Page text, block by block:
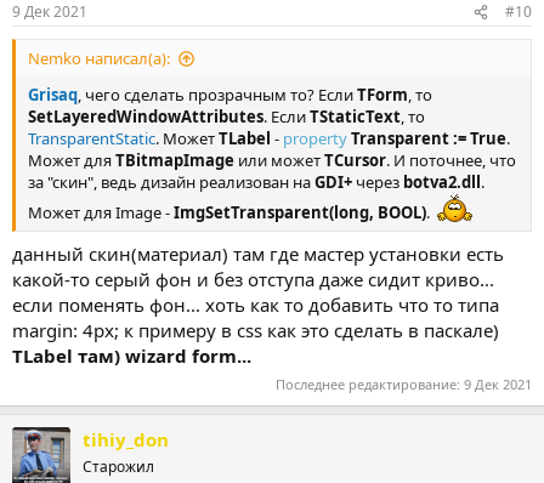
9 Дек 2021 #10
Nemko написал(а):
Grisaq, чего сделать прозрачным то? ЕслиTForm, то
SetLayeredWindowAttributes. ЕслиTStaticText, то
TransparentStatic. МожетTLabel - propertyTransparent := True.
Может дляTBitmapImage или можетTCursor. И поточнее, что
за "скин", ведь дизайн реализован наGDI+ через botva2.dll.
Может для Image -ImgSetTransparent(long, BOOL).
данный скин(материал) там где мастер установки есть
какой-то серый фон и без отступа даже сидит криво...
если поменять фон... хоть как то добавить что то типа
margin: 4px; к примеру в css как это сделать в паскале)
TLabel там) wizard form...
Последнее редактирование: 9 Дек 2021
tihiy_don
Старожил